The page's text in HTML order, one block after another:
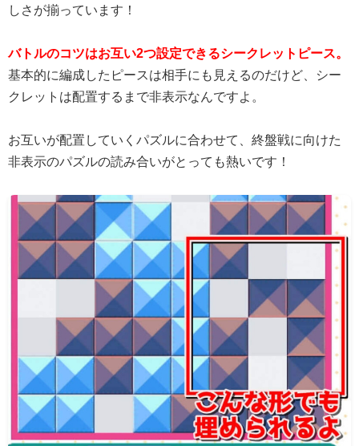
しさが揃っています！
バトルのコツはお互い2つ設定できるシークレットピース。
基本的に編成したピースは相手にも見えるのだけど、シー
クレットは配置するまで非表示なんですよ。
お互いが配置していくパズルに合わせて、終盤戦に向けた
非表示のパズルの読み合いがとっても熱いです！